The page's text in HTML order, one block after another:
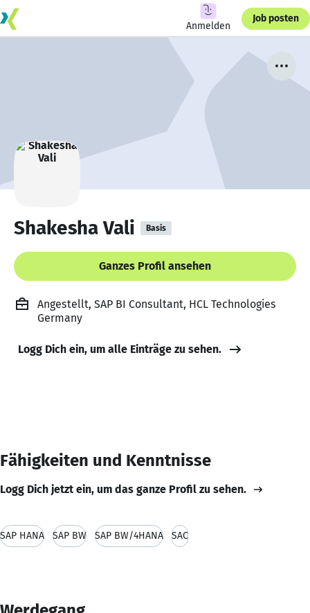
Anmelden
Job posten
Shakesha Vali Basis
Ganzes Profil ansehen
Angestellt, SAP BI Consultant, HCL Technologies
Germany
Logg Dich ein, um alle Einträge zu sehen.
Fähigkeiten und Kenntnisse
Logg Dich jetzt ein, um das ganze Profil zu sehen.
SAP HANA SAP BW SAP BW/4HANA SAC